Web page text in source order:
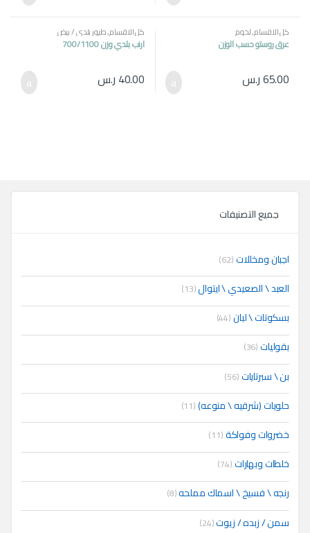
كل الاقسام,لحوم
عرق روستو حسب الوزن
65.00ر.س
كل الاقسام,طيور بلدي / بيض
ارنب بلدي وزن 700/1100
40.00 ر.س
جميع التصنيفات
اجبان ومخللات(62)
العبد \ الصعيدي \ ايتوال(13)
بسكوتات \ لبان(44)
بقوليات(36)
بن \ سبرتايات(56)
حلويات (شرقيه \ منوعه)(11)
خضروات وفواكة(11)
خلطات وبهارات(74)
رنجه \ فسيخ \ اسماك مملحه(8)
سمن / زبده / زيوت(24)